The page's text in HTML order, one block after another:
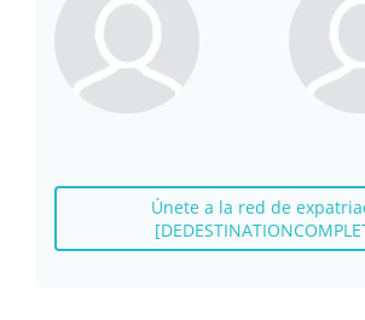
Únete a la red de